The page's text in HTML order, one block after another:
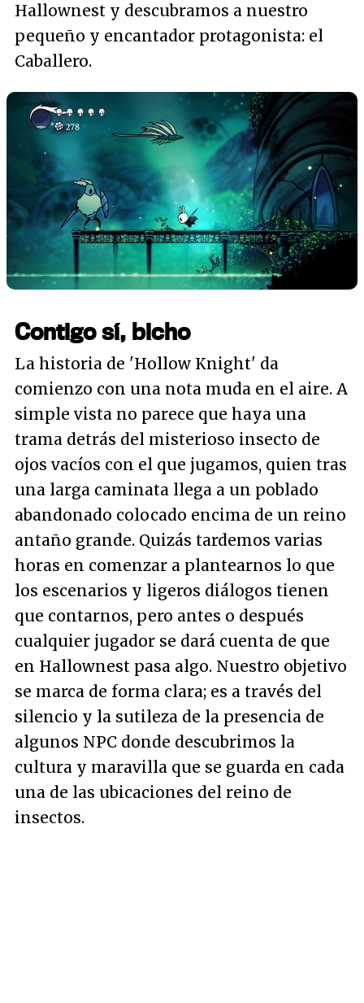
Hallownest y descubramos a nuestro
pequeño y encantador protagonista: el
Caballero.
Contigo sí, bicho
La historia de 'Hollow Knight' da
comienzo con una nota muda en el aire. A
simple vista no parece que haya una
trama detrás del misterioso insecto de
ojos vacíos con el que jugamos, quien tras
una larga caminata llega a un poblado
abandonado colocado encima de un reino
antaño grande. Quizás tardemos varias
horas en comenzar a plantearnos lo que
los escenarios y ligeros diálogos tienen
que contarnos, pero antes o después
cualquier jugador se dará cuenta de que
en Hallownest pasa algo. Nuestro objetivo
se marca de forma clara; es a través del
silencio y la sutileza de la presencia de
algunos NPC donde descubrimos la
cultura y maravilla que se guarda en cada
una de las ubicaciones del reino de
insectos.